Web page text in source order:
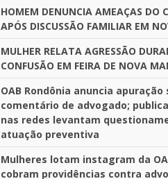
HOMEM DENUNCIA AMEAÇAS DO
APÓS DISCUSSÃO FAMILIAR EM
MULHER RELATA AGRESSÃO
CONFUSÃO EM FEIRA DE NOVA
OAB Rondônia anuncia apuração
comentário de advogado;
nas redes levantam
atuação preventiva
Mulheres lotam instagram da
cobram providências contra